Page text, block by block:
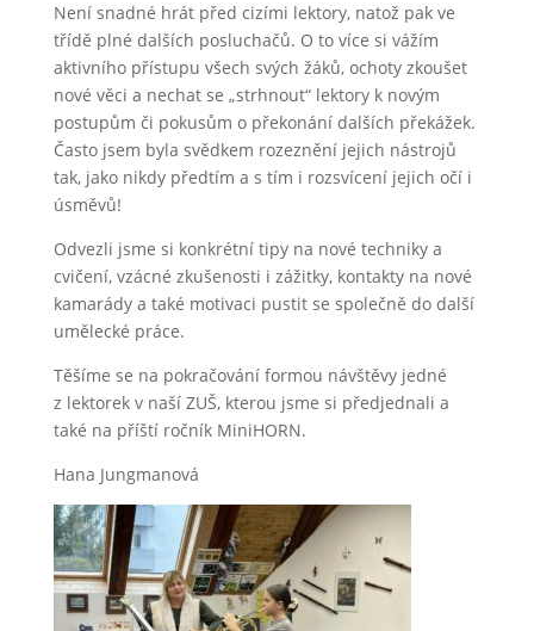
Není snadné hrát před cizími lektory, natož pak ve
třídě plné dalších posluchačů. O to více si vážím
aktivního přístupu všech svých žáků, ochoty zkoušet
nové věci a nechat se „strhnout“ lektory k novým
postupům či pokusům o překonání dalších překážek.
Často jsem byla svědkem rozeznění jejich nástrojů
tak, jako nikdy předtím a s tím i rozsvícení jejich očí i
úsměvů!
Odvezli jsme si konkrétní tipy na nové techniky a
cvičení, vzácné zkušenosti i zážitky, kontakty na nové
kamarády a také motivaci pustit se společně do další
umělecké práce.
Těšíme se na pokračování formou návštěvy jedné
z lektorek v naší ZUŠ, kterou jsme si předjednali a
také na příští ročník MiniHORN.
Hana Jungmanová